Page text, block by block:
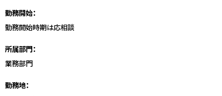
勤務開始：
勤務開始時期は応相談
所属部門：
業務部門
勤務地：